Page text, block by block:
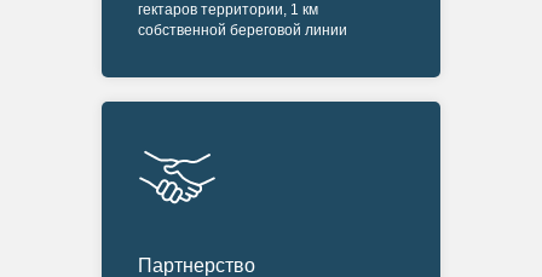
гектаров территории, 1 км
собственной береговой линии
Партнерство